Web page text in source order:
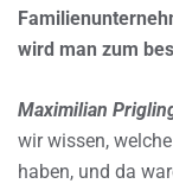
wird man zum
Maximilian
wir wissen,
haben, und da